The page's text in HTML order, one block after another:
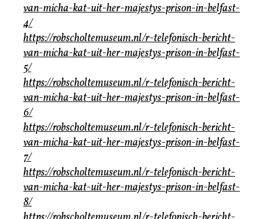
van-micha-kat-uit-her-majestys-prison-in-belfast-
4/
https://robscholtemuseum.nl/r-telefonisch-bericht-
van-micha-kat-uit-her-majestys-prison-in-belfast-
5/
https://robscholtemuseum.nl/r-telefonisch-bericht-
van-micha-kat-uit-her-majestys-prison-in-belfast-
6/
https://robscholtemuseum.nl/r-telefonisch-bericht-
van-micha-kat-uit-her-majestys-prison-in-belfast-
7/
https://robscholtemuseum.nl/r-telefonisch-bericht-
van-micha-kat-uit-her-majestys-prison-in-belfast-
8/